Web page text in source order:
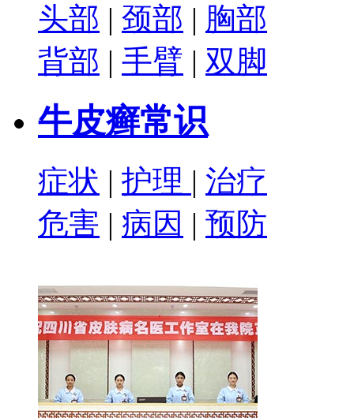
头部 | 颈部 | 胸部
背部 | 手臂 | 双脚
牛皮癣常识
症状 | 护理 | 治疗
危害 | 病因 | 预防